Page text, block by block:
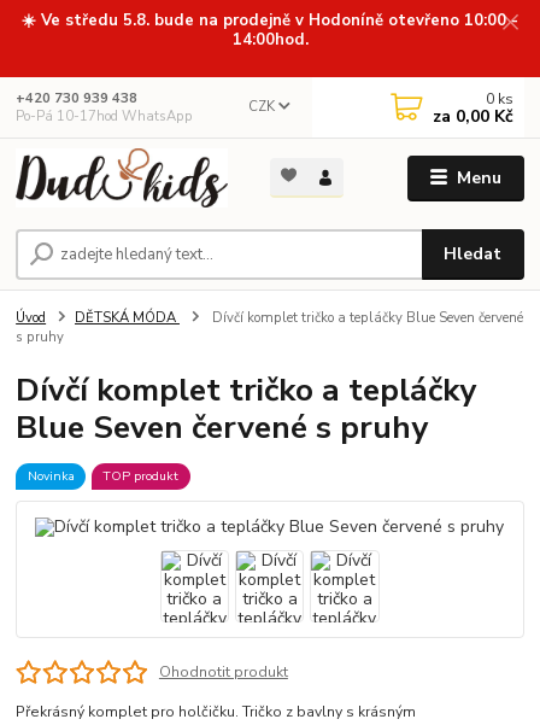
☀️ Ve středu 5.8. bude na prodejně v Hodoníně otevřeno 10:00 -
14:00hod.
Menu
CZK
Hledat
+420 730 939 438
Po-Pá 10-17hod WhatsApp
0 ks
za 0,00 Kč
Úvod DĚTSKÁ MÓDA
Dívčí komplet tričko a tepláčky Blue Seven červené
s pruhy
Dívčí komplet tričko a tepláčky
Blue Seven červené s pruhy
Novinka TOP produkt
Ohodnotit produkt
Překrásný komplet pro holčičku. Tričko z bavlny s krásným